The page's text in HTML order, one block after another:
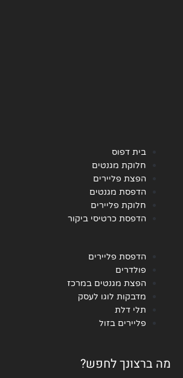
בית דפוס
חלוקת מגנטים
הפצת פליירים
הדפסת מגנטים
חלוקת פליירים
הדפסת כרטיסי ביקור
הדפסת פליירים
פולדרים
הפצת מגנטים במרכז
מדבקות לוגו לעסק
תלי דלת
פליירים בזול
מה ברצונך לחפש?